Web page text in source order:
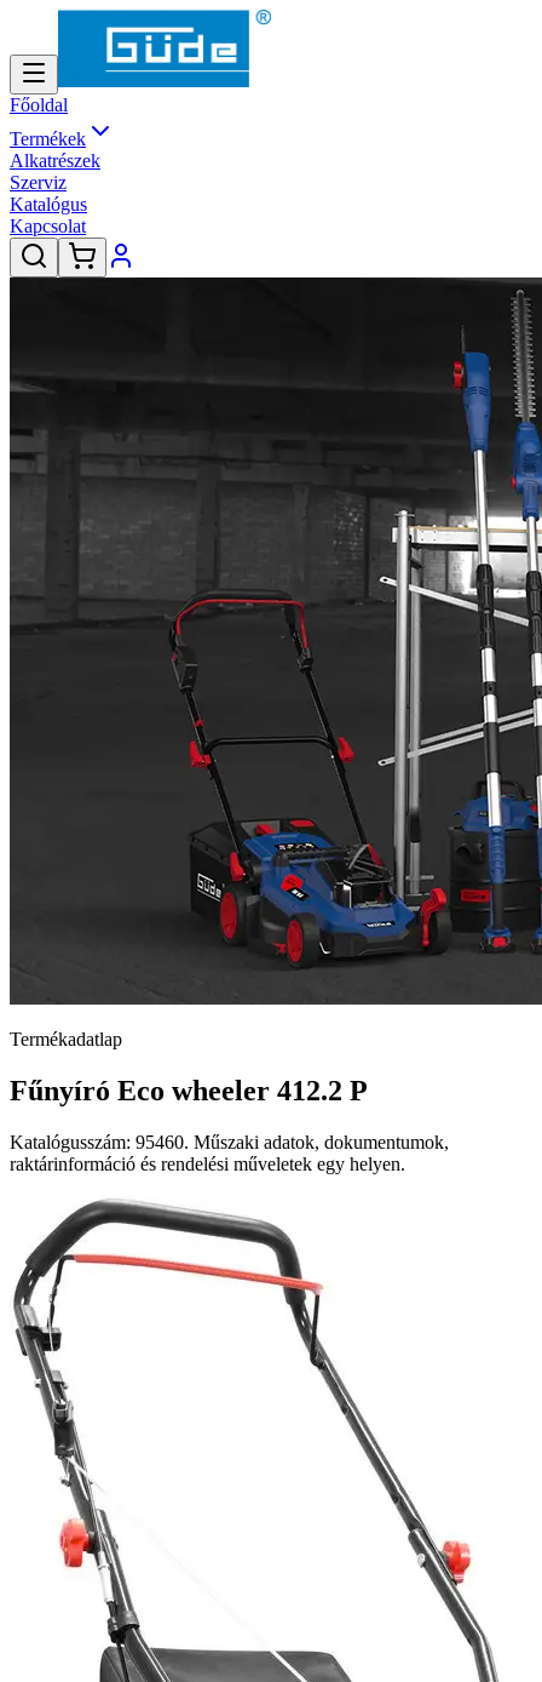
Főoldal
Termékek
Alkatrészek
Szerviz
Katalógus
Kapcsolat
Termékadatlap
Fűnyíró Eco wheeler 412.2 P
Katalógusszám: 95460. Műszaki adatok, dokumentumok,
raktárinformáció és rendelési műveletek egy helyen.